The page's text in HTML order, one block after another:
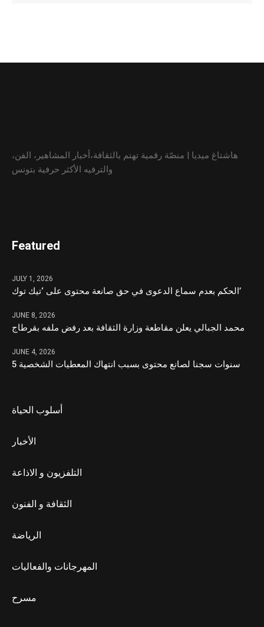
هاشتاغ ميديا | منصّة رقمية تهتم بالثقافة،أخبار المشاهير، الفن،
والترفيه الأكثر حرفية بتونس
Featured
JULY 1, 2026
الحكم بعدم سماع الدعوى في حق صانعة محتوى على ‘تيك توك’
JUNE 8, 2026
محمد الجبالي يعلن مقاطعة وزارة الثقافة بعد رفض ملفه بقرطاج
JUNE 4, 2026
5 سنوات سجنا لصانع محتوى بسبب انتهاك المعطيات الشخصية
أسلوب الحياة
الأخبار
التلفزيون و الاذاعة
الثقافة و الفنون
الرياضة
المهرجانات والفعاليات
مسرح